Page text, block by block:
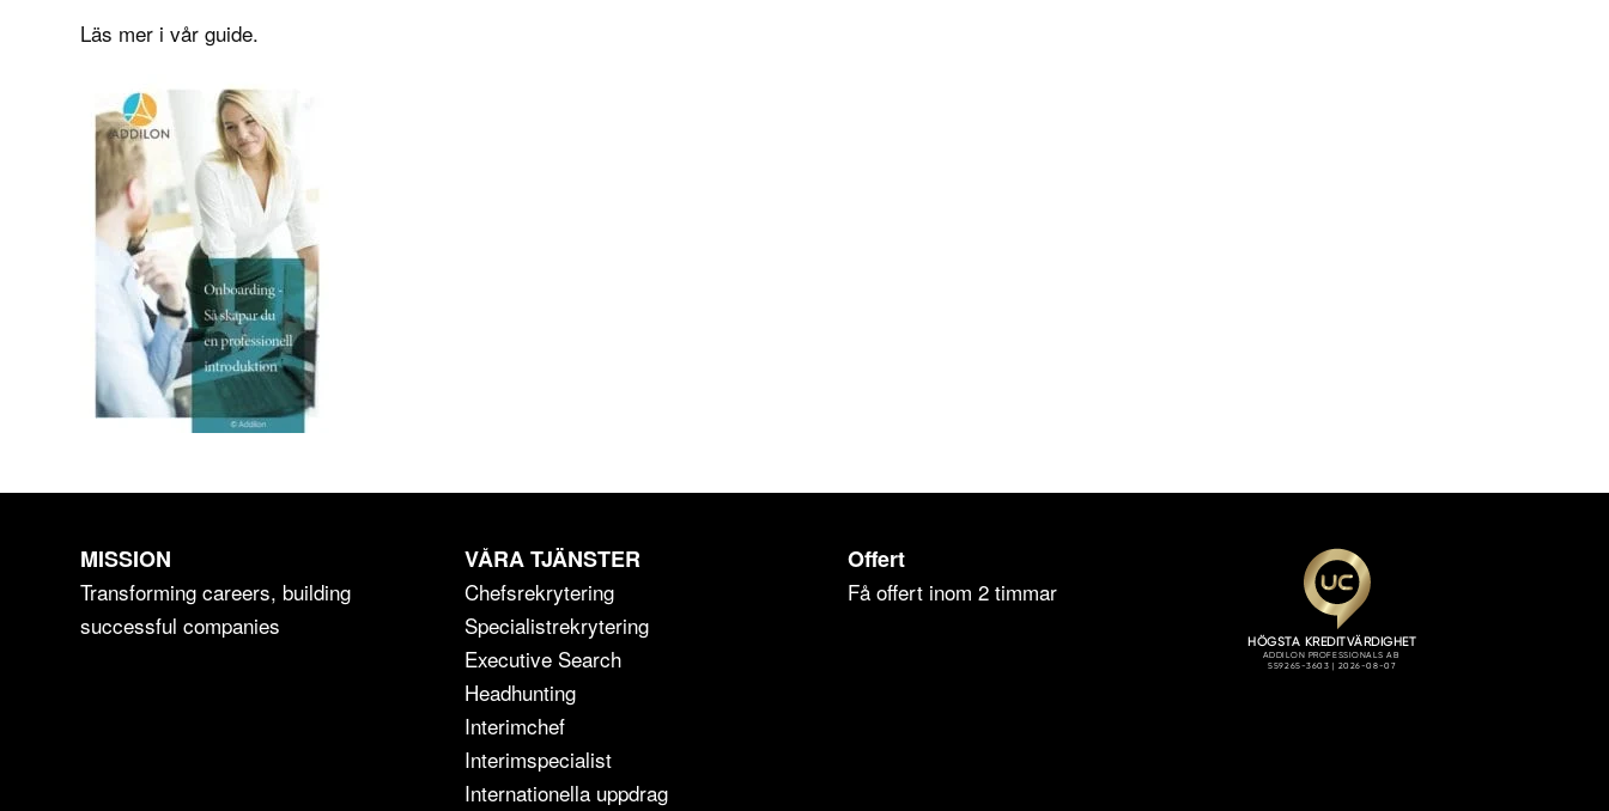
Läs mer i vår guide.
MISSION
Transforming careers, building
successful companies
VÅRA TJÄNSTER
Chefsrekrytering
Specialistrekrytering
Executive Search
Headhunting
Interimchef
Interimspecialist
Internationella uppdrag
Offert
Få offert inom 2 timmar